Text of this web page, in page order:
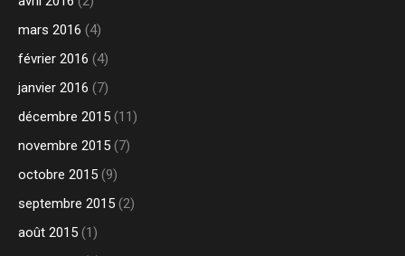
mars 2016 (4)
février 2016 (4)
janvier 2016 (7)
décembre 2015 (11)
novembre 2015 (7)
octobre 2015 (9)
septembre 2015 (2)
août 2015 (1)